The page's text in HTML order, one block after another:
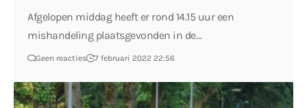
Afgelopen middag heeft er rond 14.15 uur een
mishandeling plaatsgevonden in de…
Geen reacties 7 februari 2022 22:56